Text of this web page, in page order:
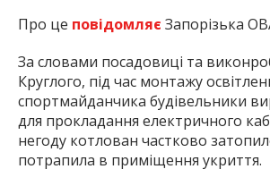
Про це повідомляє Запорізька
За словами посадовиці та
Круглого, під час монтажу
спортмайданчика будівельники
для прокладання електричного
негоду котлован частково
потрапила в приміщення укриття.